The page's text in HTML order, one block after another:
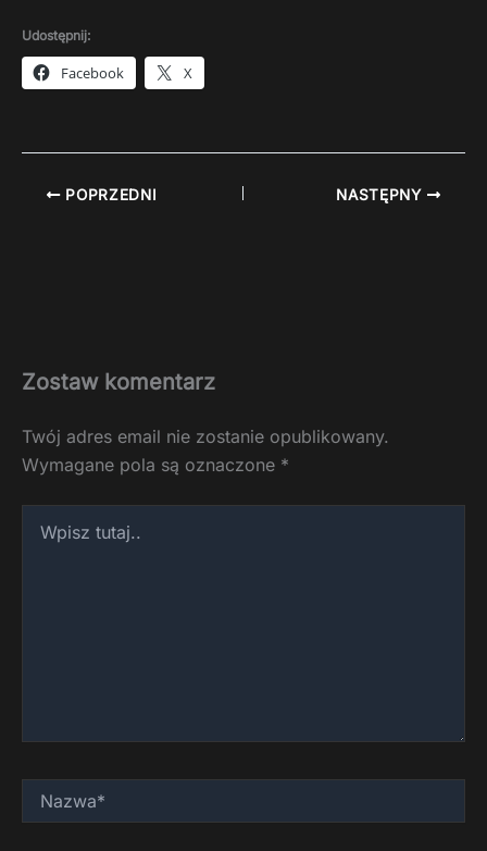
Udostępnij:
Facebook X
POPRZEDNI NASTĘPNY
Zostaw komentarz
Twój adres email nie zostanie opublikowany.
Wymagane pola są oznaczone *
tutaj..